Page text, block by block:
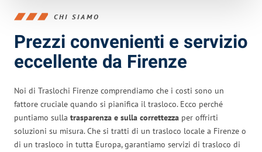
CHI SIAMO
Prezzi convenienti e servizio
eccellente da Firenze
Noi di Traslochi Firenze comprendiamo che i costi sono un
fattore cruciale quando si pianifica il trasloco. Ecco perché
puntiamo sulla trasparenza e sulla correttezza per offrirti
soluzioni su misura. Che si tratti di un trasloco locale a Firenze o
di un trasloco in tutta Europa, garantiamo servizi di trasloco di